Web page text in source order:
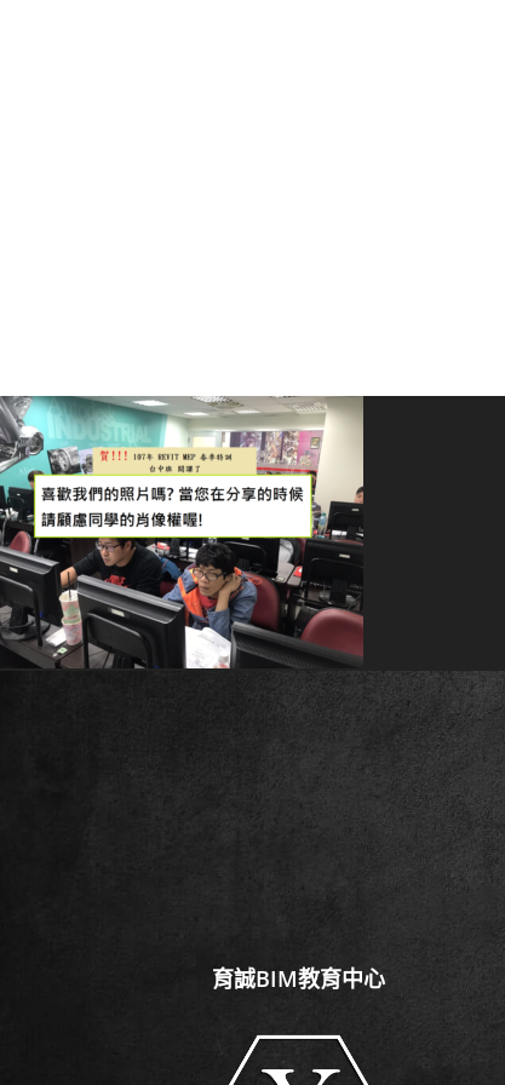
育誠BIM教育中心